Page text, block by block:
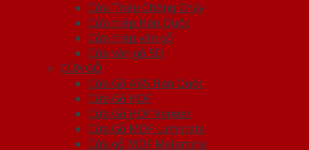
Cửa Thép Chống Cháy
Cửa thép Hàn Quốc
Cửa thép vân gỗ
Cửa vân gỗ 5D
CỬA GỖ
Cửa Gỗ ABS Hàn Quốc
Cửa Gỗ HDF
Cửa Gỗ HDF Veneer
Cửa Gỗ MDF Laminate
Cửa gỗ MDF Melamine